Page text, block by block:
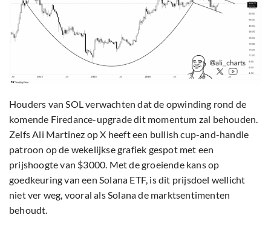
Houders van SOL verwachten dat de opwinding rond de
komende Firedance-upgrade dit momentum zal behouden.
Zelfs Ali Martinez op X heeft een bullish cup-and-handle
patroon op de wekelijkse grafiek gespot met een
prijshoogte van $3000. Met de groeiende kans op
goedkeuring van een Solana ETF, is dit prijsdoel wellicht
niet ver weg, vooral als Solana de marktsentimenten
behoudt.